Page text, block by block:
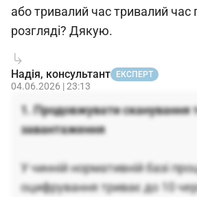
або тривалий час тривалий
розгляді? Дякую.
Надія, консультант ЕКСПЕРТ
04.06.2026 | 23:13
1. Продовжувати сканування
завантаження
У чинній нормативній базі
оцифрування триває до 10